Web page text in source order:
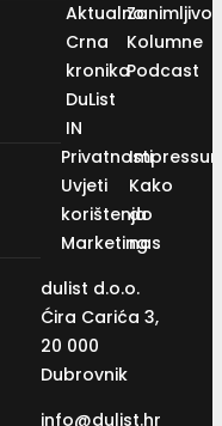
Aktualno
Crna
kronika
DuList
IN
Kolumne
Podcast
Privatnosti
Uvjeti
korištenja
Marketing
Kako
do
nas
dulist d.o.o.
Ćira Carića 3,
20 000
Dubrovnik
info@dulist.hr